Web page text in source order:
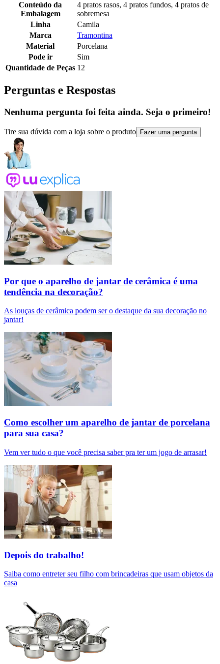
Conteúdo da
Embalagem
4 pratos rasos, 4 pratos fundos, 4 pratos de
sobremesa
Linha
Camila
Marca
Tramontina
Material
Porcelana
Pode ir
Sim
Quantidade de Peças 12
Perguntas e Respostas
Nenhuma pergunta foi feita ainda. Seja o primeiro!
Tire sua dúvida com a loja sobre o produto Fazer uma pergunta
Por que o aparelho de jantar de cerâmica é uma
tendência na decoração?
As louças de cerâmica podem ser o destaque da sua decoração no
jantar!
Como escolher um aparelho de jantar de porcelana
para sua casa?
Vem ver tudo o que você precisa saber pra ter um jogo de arrasar!
Depois do trabalho!
Saiba como entreter seu filho com brincadeiras que usam objetos da
casa